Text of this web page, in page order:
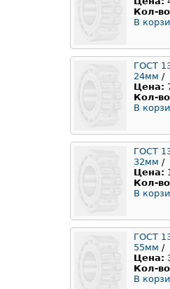
Кол-
В
ГОСТ
24мм /
Цена:
Кол-
В
ГОСТ
32мм /
Цена:
Кол-
В
ГОСТ
55мм /
Цена:
Кол-
В